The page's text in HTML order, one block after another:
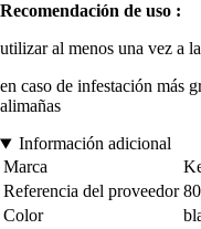
Recomendación de uso :
utilizar al menos una vez a
en caso de infestación más
alimañas
Información adicional
Marca
Referencia del proveedor
Color